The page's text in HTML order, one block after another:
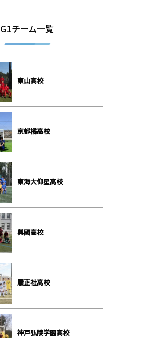
G1チーム一覧
東山高校
京都橘高校
東海大仰星高校
興國高校
履正社高校
神戸弘陵学園高校